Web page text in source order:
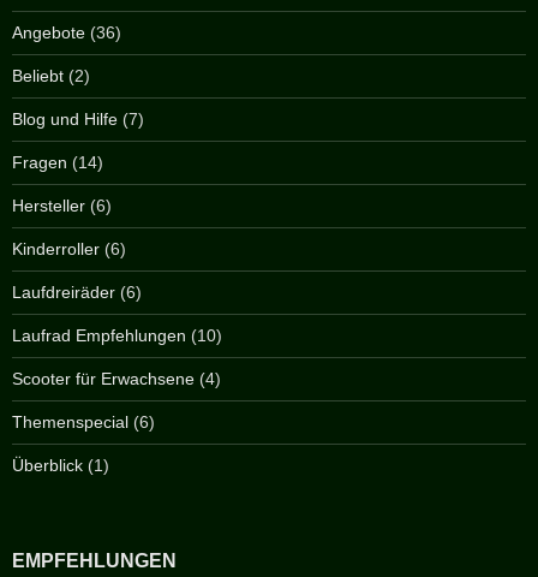
Angebote (36)
Beliebt (2)
Blog und Hilfe (7)
Fragen (14)
Hersteller (6)
Kinderroller (6)
Laufdreiräder (6)
Laufrad Empfehlungen (10)
Scooter für Erwachsene (4)
Themenspecial (6)
Überblick (1)
EMPFEHLUNGEN